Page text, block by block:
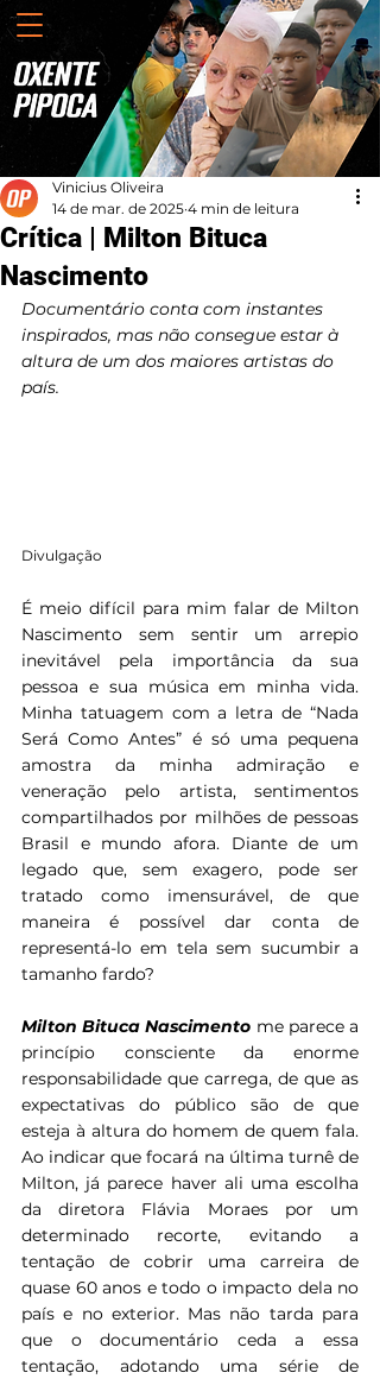
Crítica | Milton Bituca
Nascimento
Vinicius Oliveira
14 de mar. de 2025 4 min de leitura
Documentário conta com instantes
inspirados, mas não consegue estar à
altura de um dos maiores artistas do
país.
Divulgação
É meio difícil para mim falar de Milton
Nascimento sem sentir um arrepio
inevitável pela importância da sua
pessoa e sua música em minha vida.
Minha tatuagem com a letra de “Nada
Será Como Antes” é só uma pequena
amostra da minha admiração e
veneração pelo artista, sentimentos
compartilhados por milhões de pessoas
Brasil e mundo afora. Diante de um
legado que, sem exagero, pode ser
tratado como imensurável, de que
maneira é possível dar conta de
representá-lo em tela sem sucumbir a
tamanho fardo?
Milton Bituca Nascimento me parece a
princípio consciente da enorme
responsabilidade que carrega, de que as
expectativas do público são de que
esteja à altura do homem de quem fala.
Ao indicar que focará na última turnê de
Milton, já parece haver ali uma escolha
da diretora Flávia Moraes por um
determinado recorte, evitando a
tentação de cobrir uma carreira de
quase 60 anos e todo o impacto dela no
país e no exterior. Mas não tarda para
que o documentário ceda a essa
tentação, adotando uma série de